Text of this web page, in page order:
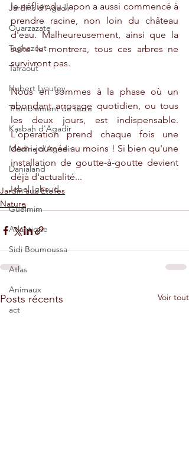
Jardins d'Agadir
Ouarzazate
Taghazout
Tafraout
Hubert Lyautey
Tremblement de terre
Kasbah d'Agadir
Médina d'Agadir
Danialand
Jebel Ighoud
Guelmim
Atlantique
Sidi Boumoussa
Atlas
Animaux
act
le néflier du Japon a aussi commencé à
prendre racine, non loin du château
d'eau. Malheureusement, ainsi que la
suite le montrera, tous ces arbres ne
survivront pas.
Nous en sommes à la phase où un
abondant arrosage quotidien, ou tous
les deux jours, est indispensable.
L'opération prend chaque fois une
demi-journée au moins ! Si bien qu'une
installation de goutte-à-goutte devient
déjà d'actualité...
Jardin aux Etoiles
Nature
Posts récents Voir tout